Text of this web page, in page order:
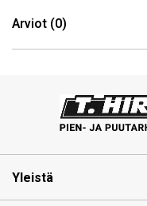
Arviot (0)
Yleistä